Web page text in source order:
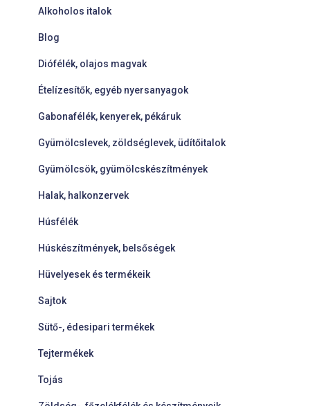
Alkoholos italok
Blog
Diófélék, olajos magvak
Ételízesítők, egyéb nyersanyagok
Gabonafélék, kenyerek, pékáruk
Gyümölcslevek, zöldséglevek, üdítőitalok
Gyümölcsök, gyümölcskészítmények
Halak, halkonzervek
Húsfélék
Húskészítmények, belsőségek
Hüvelyesek és termékeik
Sajtok
Sütő-, édesipari termékek
Tejtermékek
Tojás